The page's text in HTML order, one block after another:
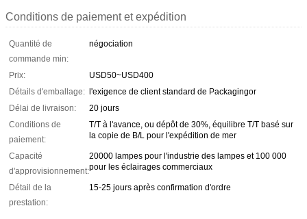
Conditions de paiement et expédition
Quantité de
commande min:
négociation
Prix:
USD50~USD400
Détails d'emballage: l'exigence de client standard de Packagingor
Délai de livraison:
20 jours
Conditions de
paiement:
T/T à l'avance, ou dépôt de 30%, équilibre T/T basé sur
la copie de B/L pour l'expédition de mer
Capacité
d'approvisionnement:
20000 lampes pour l'industrie des lampes et 100 000
pour les éclairages commerciaux
Détail de la
prestation:
15-25 jours après confirmation d'ordre